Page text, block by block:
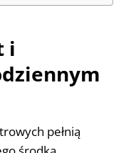
i
pełnią